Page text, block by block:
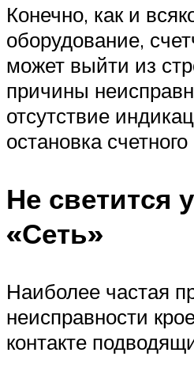
Конечно, как и
оборудование,
может выйти из
причины
отсутствие
остановка
Не светится
«Сеть»
Наиболее частая
неисправности
контакте